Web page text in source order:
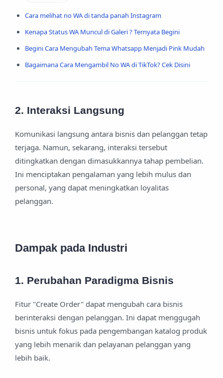
Cara melihat no WA di tanda panah Instagram
Kenapa Status WA Muncul di Galeri ? Ternyata Begini
Begini Cara Mengubah Tema Whatsapp Menjadi Pink Mudah
Bagaimana Cara Mengambil No WA di TikTok? Cek Disini
2. Interaksi Langsung
Komunikasi langsung antara bisnis dan pelanggan tetap
terjaga. Namun, sekarang, interaksi tersebut
ditingkatkan dengan dimasukkannya tahap pembelian.
Ini menciptakan pengalaman yang lebih mulus dan
personal, yang dapat meningkatkan loyalitas
pelanggan.
Dampak pada Industri
1. Perubahan Paradigma Bisnis
Fitur "Create Order" dapat mengubah cara bisnis
berinteraksi dengan pelanggan. Ini dapat menggugah
bisnis untuk fokus pada pengembangan katalog produk
yang lebih menarik dan pelayanan pelanggan yang
lebih baik.